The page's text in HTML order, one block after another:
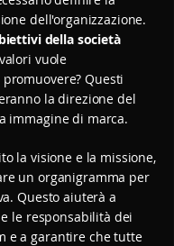
dell'organizzazione.
della società
vuole
Questi
la direzione del
immagine di marca.
la visione e la missione,
un organigramma per
Questo aiuterà a
le responsabilità dei
e a garantire che tutte